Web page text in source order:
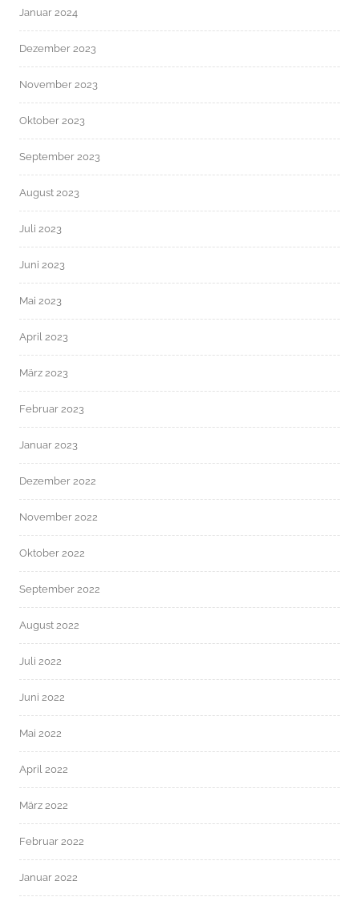
Januar 2024
Dezember 2023
November 2023
Oktober 2023
September 2023
August 2023
Juli 2023
Juni 2023
Mai 2023
April 2023
März 2023
Februar 2023
Januar 2023
Dezember 2022
November 2022
Oktober 2022
September 2022
August 2022
Juli 2022
Juni 2022
Mai 2022
April 2022
März 2022
Februar 2022
Januar 2022